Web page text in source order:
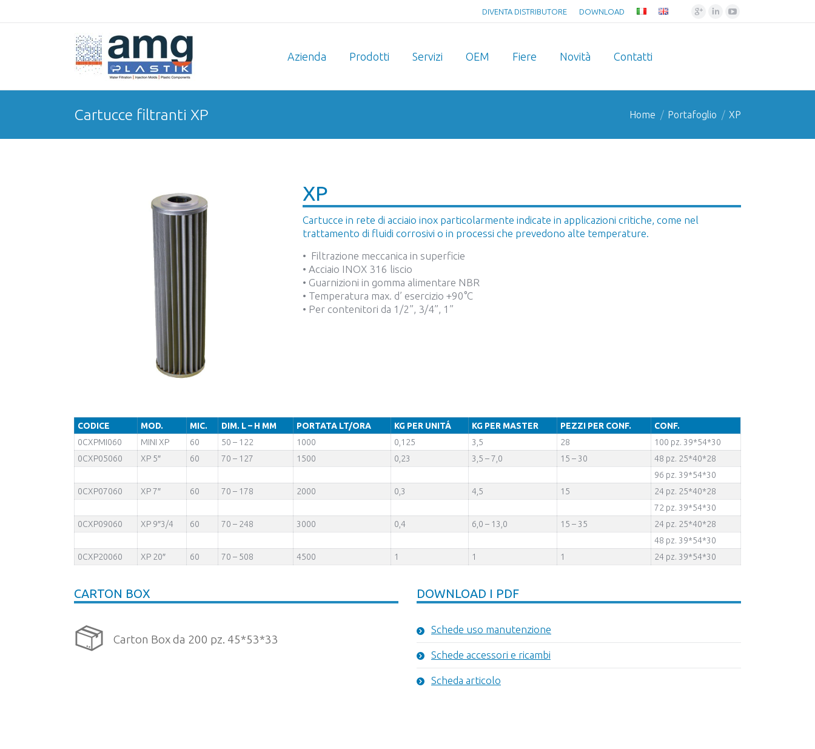
DIVENTA DISTRIBUTORE DOWNLOAD Google+
LinkedinYouTube
Azienda Prodotti Servizi OEM Fiere Novità Contatti
Cartucce filtranti XP Home Portafoglio XP
XP
Cartucce in rete di acciaio inox particolarmente indicate in applicazioni critiche, come nel
trattamento di fluidi corrosivi o in processi che prevedono alte temperature.
• Filtrazione meccanica in superficie
• Acciaio INOX 316 liscio
• Guarnizioni in gomma alimentare NBR
• Temperatura max. d’ esercizio +90°C
• Per contenitori da 1/2”, 3/4”, 1”
CODICE MOD. MIC. DIM. L – H MM PORTATA LT/ORA KG PER UNITÁ KG PER MASTER PEZZI PER CONF.
CONF.
0CXPMI060
MINI XP 60 50 – 122 1000 0,125 3,5 28
100 pz. 39*54*30
0CXP05060
XP 5″ 60 70 – 127 1500 0,23 3,5 – 7,0 15 – 30
48 pz. 25*40*28
96 pz. 39*54*30
0CXP07060
XP 7″ 60 70 – 178 2000 0,3 4,5 15
24 pz. 25*40*28
72 pz. 39*54*30
0CXP09060
XP 9″3/4 60 70 – 248 3000 0,4 6,0 – 13,0 15 – 35
24 pz. 25*40*28
48 pz. 39*54*30
0CXP20060
XP 20″ 60 70 – 508 4500 1 1 1 24 pz. 39*54*30
CARTON BOX
Carton Box da 200 pz. 45*53*33
DOWNLOAD I PDF
Schede uso manutenzione
Schede accessori e ricambi
Scheda articolo